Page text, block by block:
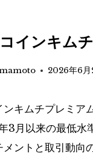
インキム
2026年6月
ンキムチプレミ
3月以来の最低水
ントと取引動向